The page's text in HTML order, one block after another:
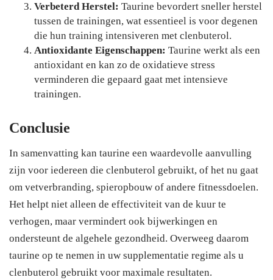
Verbeterd Herstel: Taurine bevordert sneller herstel
tussen de trainingen, wat essentieel is voor degenen
die hun training intensiveren met clenbuterol.
Antioxidante Eigenschappen: Taurine werkt als een
antioxidant en kan zo de oxidatieve stress
verminderen die gepaard gaat met intensieve
trainingen.
Conclusie
In samenvatting kan taurine een waardevolle aanvulling
zijn voor iedereen die clenbuterol gebruikt, of het nu gaat
om vetverbranding, spieropbouw of andere fitnessdoelen.
Het helpt niet alleen de effectiviteit van de kuur te
verhogen, maar vermindert ook bijwerkingen en
ondersteunt de algehele gezondheid. Overweeg daarom
taurine op te nemen in uw supplementatie regime als u
clenbuterol gebruikt voor maximale resultaten.